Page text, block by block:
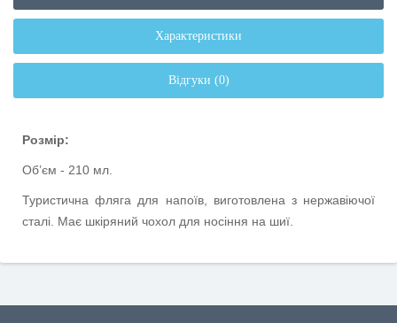
Характеристики
Відгуки (0)
Розмір:
Об’єм - 210 мл.
Туристична фляга для напоїв, виготовлена з нержавіючої
сталі. Має шкіряний чохол для носіння на шиї.